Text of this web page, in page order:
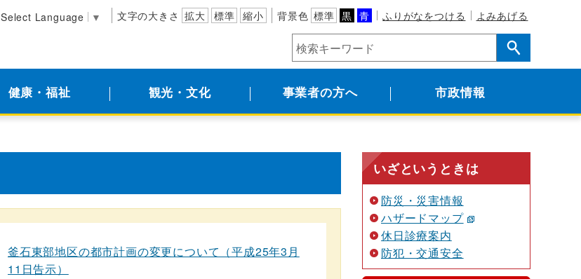
Select Language ▼ 文字の大きさ 拡大 標準 縮小 背景色 標準 黒 青 ふりがなをつける よみあげる
健康・福祉 観光・文化 事業者の方へ 市政情報
釜石東部地区の都市計画の変更について（平成25年3月
11日告示）
いざというときは
防災・災害情報
ハザードマップ
休日診療案内
防犯・交通安全